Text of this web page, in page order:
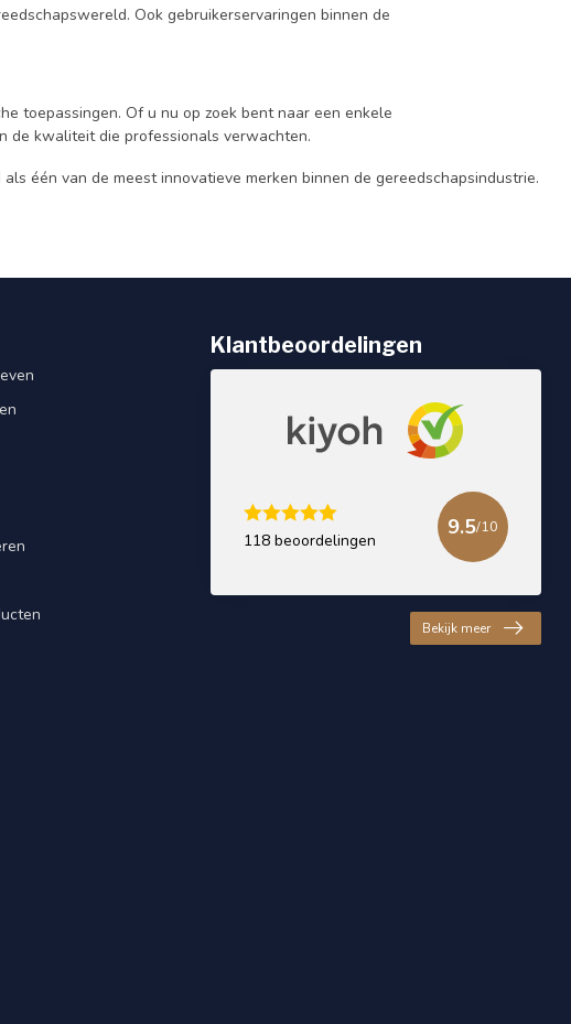
Ook gebruikerservaringen binnen de
toepassingen. Of u nu op zoek bent naar een enkele
de kwaliteit die professionals verwachten.
één van de meest innovatieve merken binnen de gereedschapsindustrie.
Klantbeoordelingen
118 beoordelingen
9.5/10
Bekijk meer